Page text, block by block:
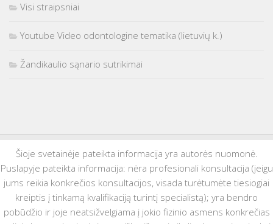
Visi straipsniai
Youtube Video odontologine tematika (lietuvių k.)
Žandikaulio sąnario sutrikimai
Šioje svetainėje pateikta informacija yra autorės nuomonė.
Puslapyje pateikta informacija: nėra profesionali konsultacija (jeigu
jums reikia konkrečios konsultacijos, visada turėtumėte tiesiogiai
kreiptis į tinkamą kvalifikaciją turintį specialistą); yra bendro
pobūdžio ir joje neatsižvelgiama į jokio fizinio asmens konkrečias